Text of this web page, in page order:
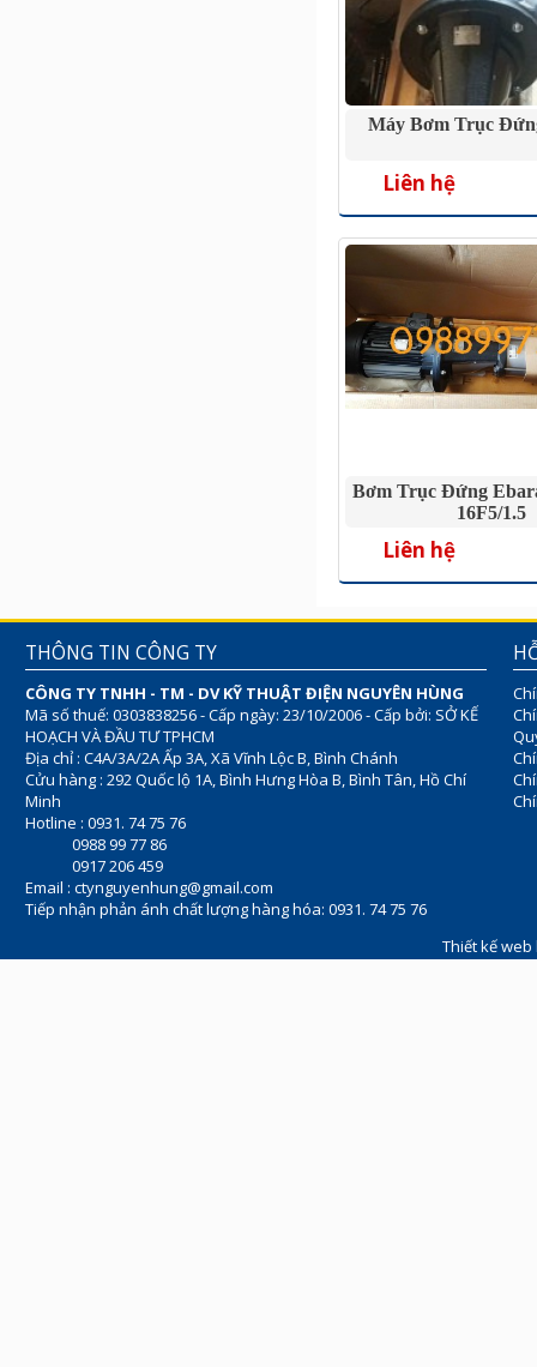
Máy Bơm Trục
Liên hệ
Bơm Trục Đứng
16F5/1.5
Liên hệ
THÔNG TIN CÔNG TY
CÔNG TY TNHH - TM - DV KỸ THUẬT ĐIỆN NGUYÊN HÙNG
Mã số thuế: 0303838256 - Cấp ngày: 23/10/2006 - Cấp bởi: SỞ KẾ
HOẠCH VÀ ĐẦU TƯ TPHCM
Địa chỉ : C4A/3A/2A Ấp 3A, Xã Vĩnh Lộc B, Bình Chánh
Cửu hàng : 292 Quốc lộ 1A, Bình Hưng Hòa B, Bình Tân, Hồ Chí
Minh
Hotline : 0931. 74 75 76
0988 99 77 86
0917 206 459
Email : ctynguyenhung@gmail.com
Tiếp nhận phản ánh chất lượng hàng hóa: 0931. 74 75 76
Thiết kế web